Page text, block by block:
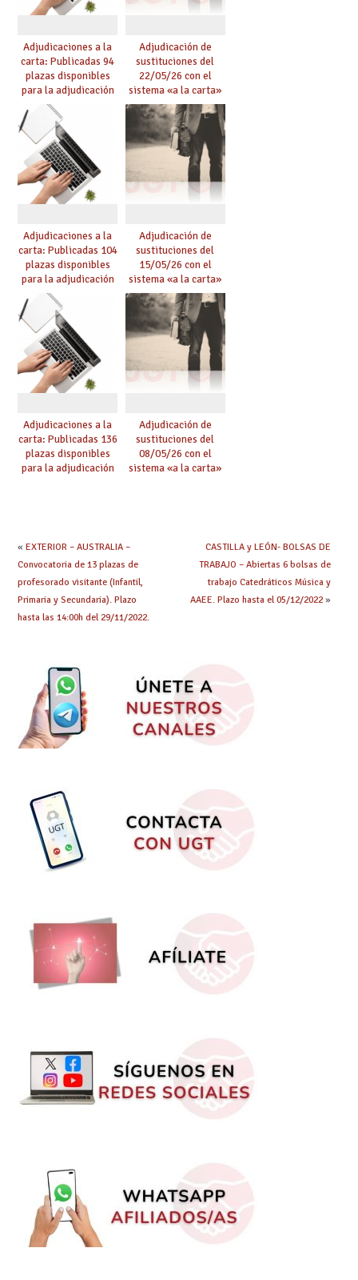
Adjudicaciones a la
carta: Publicadas 94
plazas disponibles
para la adjudicación
de mañana y abierto
plazo de solicitudes
Adjudicación de
sustituciones del
22/05/26 con el
sistema «a la carta»
conseguido con el
Acuerdo de Mejoras
Adjudicaciones a la
carta: Publicadas 104
plazas disponibles
para la adjudicación
de mañana y abierto
plazo de solicitudes
Adjudicación de
sustituciones del
15/05/26 con el
sistema «a la carta»
conseguido con el
Acuerdo de Mejoras
Adjudicaciones a la
carta: Publicadas 136
plazas disponibles
para la adjudicación
Adjudicación de
sustituciones del
08/05/26 con el
sistema «a la carta»
« EXTERIOR – AUSTRALIA –
Convocatoria de 13 plazas de
profesorado visitante (Infantil,
Primaria y Secundaria). Plazo
hasta las 14:00h del 29/11/2022.
CASTILLA y LEÓN- BOLSAS DE
TRABAJO – Abiertas 6 bolsas de
trabajo Catedráticos Música y
AAEE. Plazo hasta el 05/12/2022»